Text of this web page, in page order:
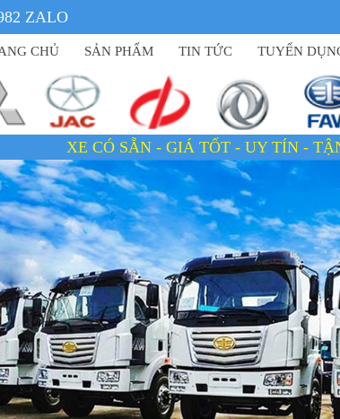
ZALO
CHỦ SẢN PHẨM TIN TỨC TUYỂN
- GIÁ TỐT - UY TÍN - TẬN TÂM